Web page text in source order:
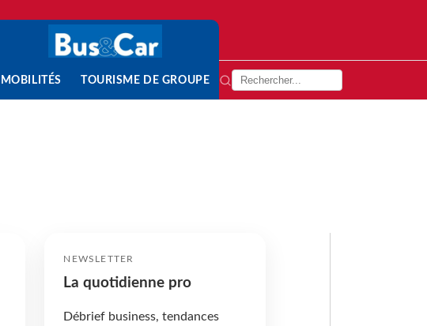
MOBILITÉS TOURISME DE GROUPE
NEWSLETTER
La quotidienne pro
Débrief business, tendances